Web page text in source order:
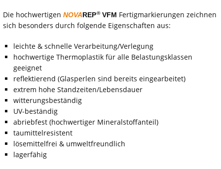
Die hochwertigen NOVAREP®VFM Fertigmarkierungen zeichnen
sich besonders durch folgende Eigenschaften aus:
leichte & schnelle Verarbeitung/Verlegung
hochwertige Thermoplastik für alle Belastungsklassen
geeignet
reflektierend (Glasperlen sind bereits eingearbeitet)
extrem hohe Standzeiten/Lebensdauer
witterungsbeständig
UV-beständig
abriebfest (hochwertiger Mineralstoffanteil)
taumittelresistent
lösemittelfrei & umweltfreundlich
lagerfähig